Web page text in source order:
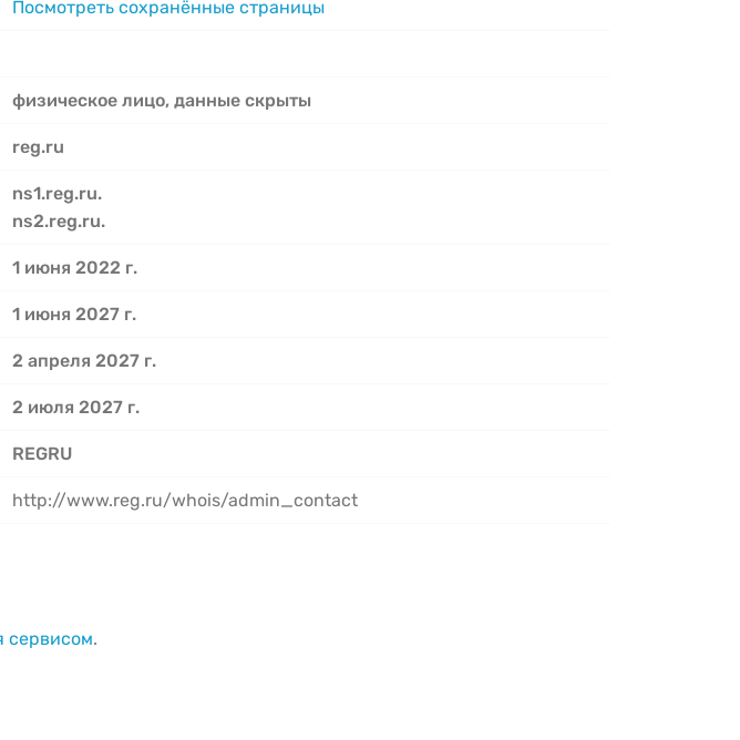
Посмотреть сохранённые страницы
физическое лицо, данные скрыты
reg.ru
ns1.reg.ru.
ns2.reg.ru.
1 июня 2022 г.
1 июня 2027 г.
2 апреля 2027 г.
2 июля 2027 г.
REGRU
http://www.reg.ru/whois/admin_contact
сервисом.